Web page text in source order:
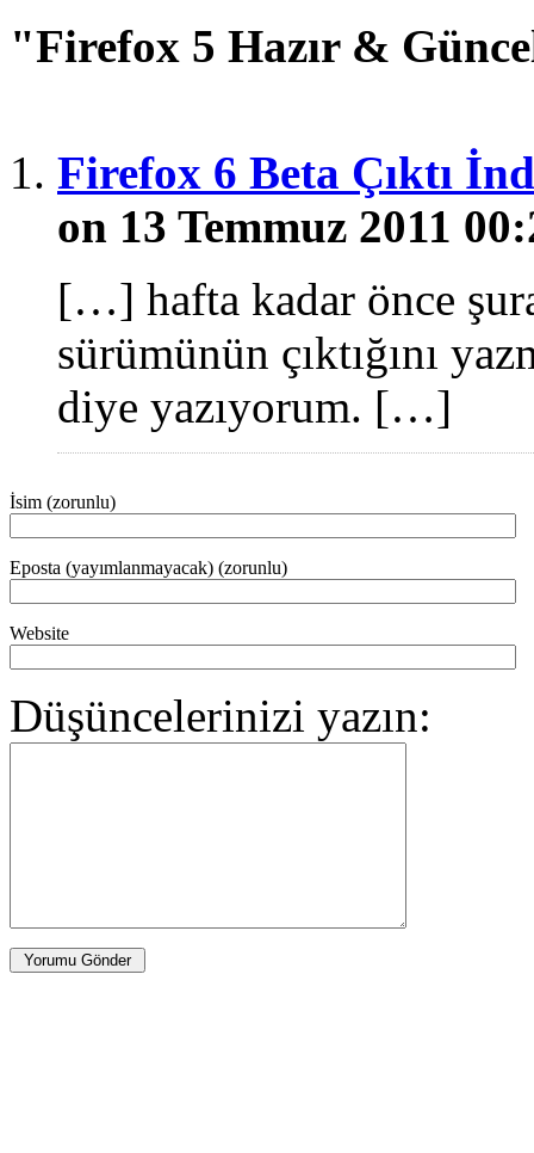
"Firefox 5 Hazır &
Firefox 6 Beta Çıktı
on 13 Temmuz 2011
[…] hafta kadar önce
sürümünün çıktığını
diye yazıyorum. […]
İsim (zorunlu)
Eposta (yayımlanmayacak) (zorunlu)
Website
Düşüncelerinizi yazın: